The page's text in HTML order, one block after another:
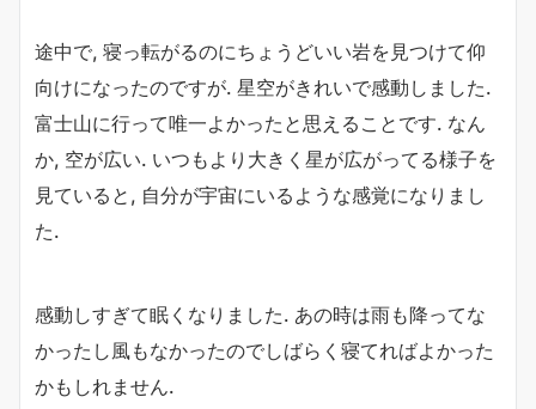
途中で, 寝っ転がるのにちょうどいい岩を見つけて仰
向けになったのですが. 星空がきれいで感動しました.
富士山に行って唯一よかったと思えることです. なん
か, 空が広い. いつもより大きく星が広がってる様子を
見ていると, 自分が宇宙にいるような感覚になりまし
た.
感動しすぎて眠くなりました. あの時は雨も降ってな
かったし風もなかったのでしばらく寝てればよかった
かもしれません.